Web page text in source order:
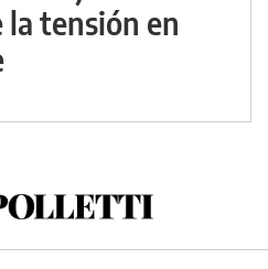
la tensión en